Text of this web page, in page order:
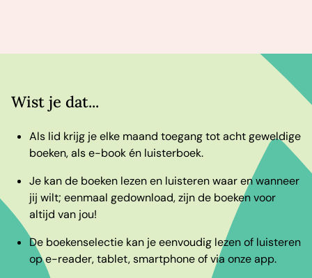
Wist je dat...
Als lid krijg je elke maand toegang tot acht geweldige
boeken, als e-book én luisterboek.
Je kan de boeken lezen en luisteren waar en wanneer
jij wilt; eenmaal gedownload, zijn de boeken voor
altijd van jou!
De boekenselectie kan je eenvoudig lezen of luisteren
op e-reader, tablet, smartphone of via onze app.